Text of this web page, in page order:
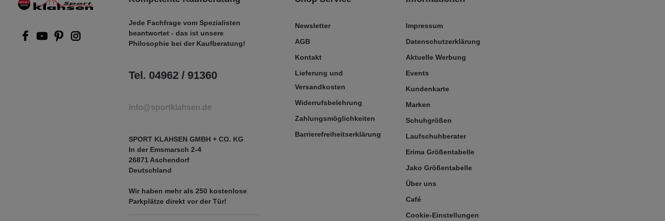
Jede Fachfrage vom Spezialisten
beantwortet - das ist unsere
Philosophie bei der Kaufberatung!
Tel. 04962 / 91360
info@sportklahsen.de
SPORT KLAHSEN GMBH + CO. KG
In der Emsmarsch 2-4
26871 Aschendorf
Deutschland
Wir haben mehr als 250 kostenlose
Parkplätze direkt vor der Tür!
Newsletter
AGB
Kontakt
Lieferung und
Versandkosten
Widerrufsbelehrung
Zahlungsmöglichkeiten
Barrierefreiheitserklärung
Impressum
Datenschutzerklärung
Aktuelle Werbung
Events
Kundenkarte
Marken
Schuhgrößen
Laufschuhberater
Erima Größentabelle
Jako Größentabelle
Über uns
Café
Cookie-Einstellungen